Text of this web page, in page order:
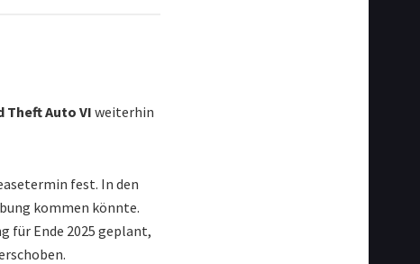
Theft Auto VI weiterhin
fest. In den
kommen könnte.
für Ende 2025 geplant,